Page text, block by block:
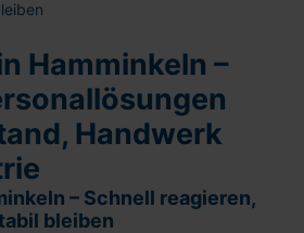
Hamminkeln –
Handwerk
– Schnell reagieren,
bleiben